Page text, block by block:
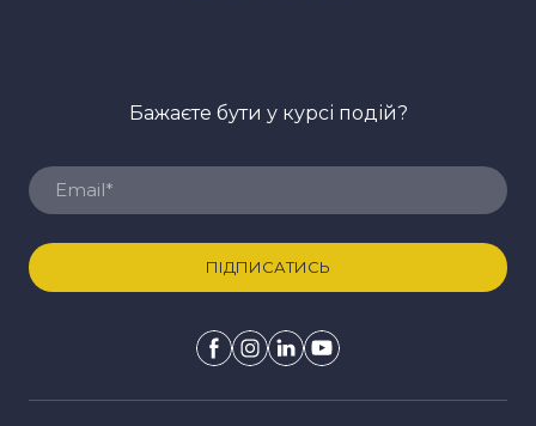
Бажаєте бути у курсі подій?
ПІДПИСАТИСЬ